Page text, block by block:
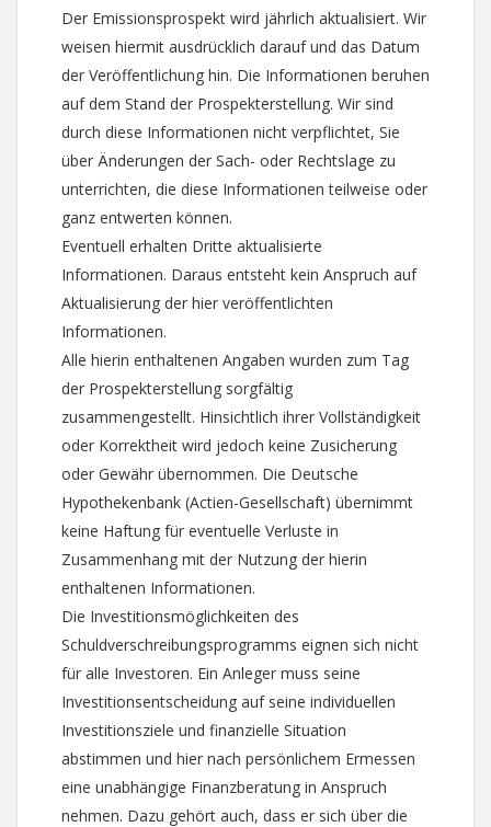
Der Emissionsprospekt wird jährlich aktualisiert. Wir
weisen hiermit ausdrücklich darauf und das Datum
der Veröffentlichung hin. Die Informationen beruhen
auf dem Stand der Prospekterstellung. Wir sind
durch diese Informationen nicht verpflichtet, Sie
über Änderungen der Sach- oder Rechtslage zu
unterrichten, die diese Informationen teilweise oder
ganz entwerten können.
Eventuell erhalten Dritte aktualisierte
Informationen. Daraus entsteht kein Anspruch auf
Aktualisierung der hier veröffentlichten
Informationen.
Alle hierin enthaltenen Angaben wurden zum Tag
der Prospekterstellung sorgfältig
zusammengestellt. Hinsichtlich ihrer Vollständigkeit
oder Korrektheit wird jedoch keine Zusicherung
oder Gewähr übernommen. Die Deutsche
Hypothekenbank (Actien-Gesellschaft) übernimmt
keine Haftung für eventuelle Verluste in
Zusammenhang mit der Nutzung der hierin
enthaltenen Informationen.
Die Investitionsmöglichkeiten des
Schuldverschreibungsprogramms eignen sich nicht
für alle Investoren. Ein Anleger muss seine
Investitionsentscheidung auf seine individuellen
Investitionsziele und finanzielle Situation
abstimmen und hier nach persönlichem Ermessen
eine unabhängige Finanzberatung in Anspruch
nehmen. Dazu gehört auch, dass er sich über die